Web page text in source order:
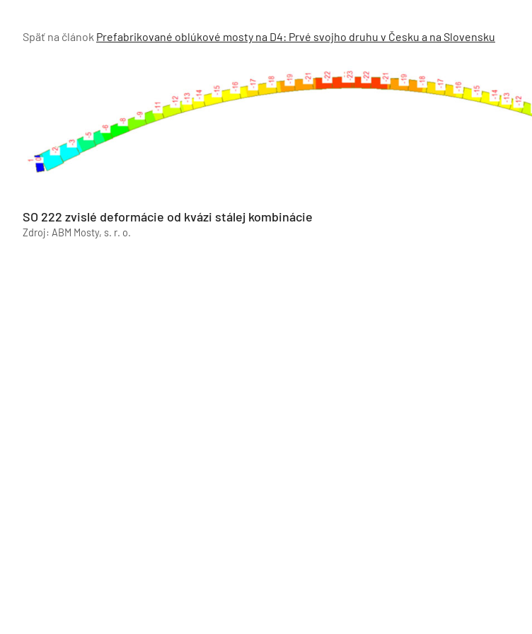
Späť na článok Prefabrikované oblúkové mosty na D4: Prvé svojho druhu v Česku a na Slovensku
SO 222 zvislé deformácie od kvázi stálej kombinácie
Zdroj: ABM Mosty, s. r. o.